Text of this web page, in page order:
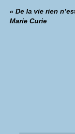
« De la vie rien
Marie Curie